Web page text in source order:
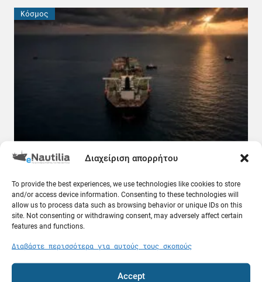
Διαχείριση απορρήτου
To provide the best experiences, we use technologies like cookies to store
and/or access device information. Consenting to these technologies will
allow us to process data such as browsing behavior or unique IDs on this
site. Not consenting or withdrawing consent, may adversely affect certain
features and functions.
Διαβάστε περισσότερα για αυτούς τους σκοπούς
Accept
Κόσμος
Πετρέλαιο σε τιμή ευκαιρίας και τα δυσεύρετα
δεξαμενόπλοια: Τι συμβαίνει στον Περσικό
08.08.26
Ελλάδα